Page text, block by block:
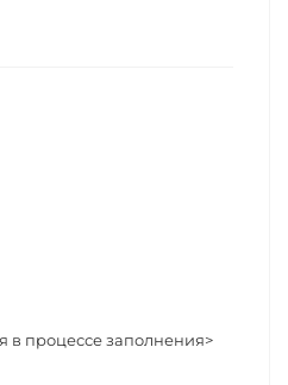
в процессе заполнения>